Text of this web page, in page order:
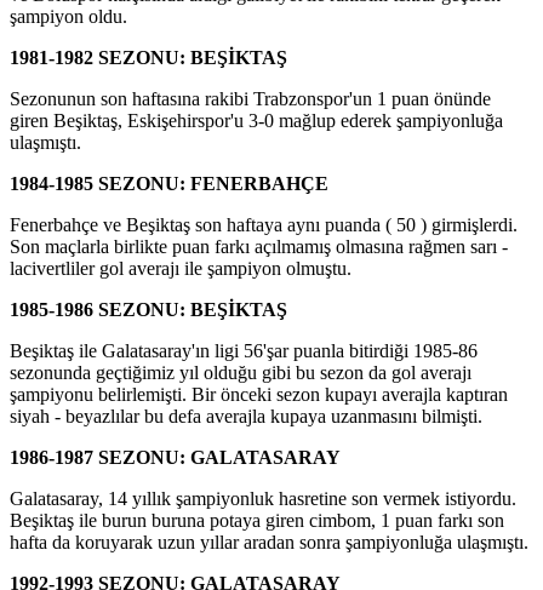
şampiyon oldu.
1981-1982 SEZONU: BEŞİKTAŞ
Sezonunun son haftasına rakibi Trabzonspor'un 1 puan önünde
giren Beşiktaş, Eskişehirspor'u 3-0 mağlup ederek şampiyonluğa
ulaşmıştı.
1984-1985 SEZONU: FENERBAHÇE
Fenerbahçe ve Beşiktaş son haftaya aynı puanda ( 50 ) girmişlerdi.
Son maçlarla birlikte puan farkı açılmamış olmasına rağmen sarı -
lacivertliler gol averajı ile şampiyon olmuştu.
1985-1986 SEZONU: BEŞİKTAŞ
Beşiktaş ile Galatasaray'ın ligi 56'şar puanla bitirdiği 1985-86
sezonunda geçtiğimiz yıl olduğu gibi bu sezon da gol averajı
şampiyonu belirlemişti. Bir önceki sezon kupayı averajla kaptıran
siyah - beyazlılar bu defa averajla kupaya uzanmasını bilmişti.
1986-1987 SEZONU: GALATASARAY
Galatasaray, 14 yıllık şampiyonluk hasretine son vermek istiyordu.
Beşiktaş ile burun buruna potaya giren cimbom, 1 puan farkı son
hafta da koruyarak uzun yıllar aradan sonra şampiyonluğa ulaşmıştı.
1992-1993 SEZONU: GALATASARAY